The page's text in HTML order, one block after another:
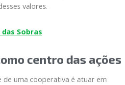
valores.
Sobras
centro das ações
uma cooperativa é atuar em